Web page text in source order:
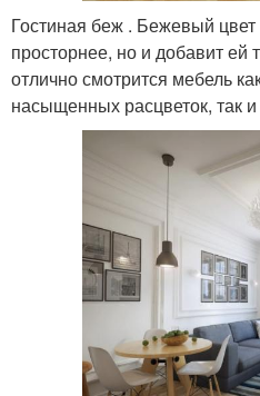
Гостиная беж . Бежевый цвет
просторнее, но и добавит
отлично смотрится мебель
насыщенных расцветок, так